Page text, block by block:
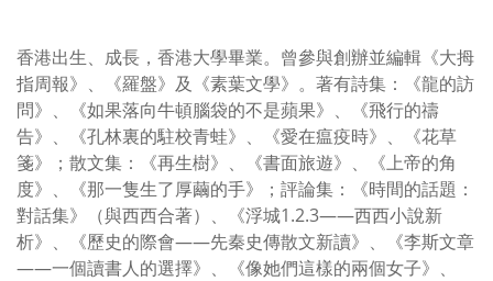
香港出生、成長，香港大學畢業。曾參與創辦並編輯《大拇
指周報》、《羅盤》及《素葉文學》。著有詩集：《龍的訪
問》、《如果落向牛頓腦袋的不是蘋果》、《飛行的禱
告》、《孔林裏的駐校青蛙》、《愛在瘟疫時》、《花草
箋》；散文集：《再生樹》、《書面旅遊》、《上帝的角
度》、《那一隻生了厚繭的手》；評論集：《時間的話題：
對話集》（與西西合著）、《浮城1.2.3——西西小說新
析》、《歷史的際會——先秦史傳散文新讀》、《李斯文章
——一個讀書人的選擇》、《像她們這樣的兩個女子》、